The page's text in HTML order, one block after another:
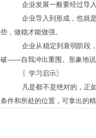
企业发展一般要经过导
企业导入到形成，也就
些，做稳才能做强。
企业从稳定到衰弱阶段
破——自我冲出重围。形象地说
〖学习启示〗
凡是都不是绝对的，正
条件和所处的位置，可拿出的